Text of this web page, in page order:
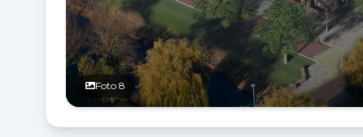
Foto 8